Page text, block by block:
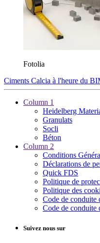
Fotolia
Ciments Calcia à l'heure du
Column 1
Heidelberg
Granulats
Socli
Béton
Column 2
Conditions
Déclarations de
Quick FDS
Politique de
Politique des
Code de conduite
Code de conduite
Suivez nous sur